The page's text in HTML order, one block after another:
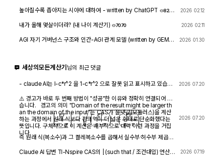
높아질수록 좁아지는 시야에 대하여 - written by ChatGPT
828
2026 02.12
내가 올해 몇살이더라? (내 나이 계산기) 7070 2026 02.11
AGI 자기 거버넌스 구조와 인간-AGI 관계 모델 (written by GEMIN
2026 01.30
세상의모든계산기 님의 최근 댓글
- claude AI는 l-c*r^2 을 1-c*r^2 으로 잘못 읽고 표시하고 있습니
해 보아도 결과는 바뀌지 않습니다.
2026 07.20
⚠️ 경고가 바로 두 번째 방법이 "성공"한 이유와 정확히 연결되어 있
습니다. 경고의 의미 "Domain of the result might be larger th
an the domain of the input"는 CAS가 절댓값(모듈러스)을 계산
하는 과정에서 원래 식보다 정의역이 더 넓은 형태로 단순화했다는
뜻입니다. 구체적으로 이 계산은 내부적으로 대략 이런 과정을 거칩
니다.
|ere⋅r|=(ere⋅r)⋅(ere⋅r)―
즉 원래 식(복소수)과 그 켤레복소수를 곱해서 실수부·허수부 제곱합
√(x²) → x 또는 √a·√b → √(ab) 같은 규칙들이 쓰이는데, 이런
2026 07.20
Claude AI 답변 TI-Nspire CAS의 | (such that / 조건대입) 연산자
2026 07.19